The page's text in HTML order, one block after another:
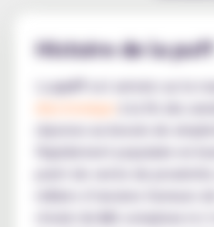
Histoire de la puff
Lapuff est arrivée sur le
à la fin des
réponse au besoin de
complexe ni